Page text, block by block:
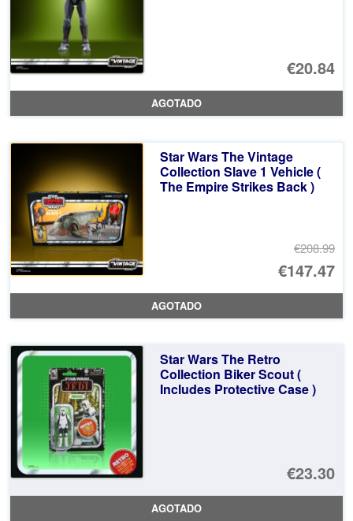
€20.84
AGOTADO
Star Wars The Vintage
Collection Slave 1 Vehicle (
The Empire Strikes Back )
€208.99
El
€147.47
El
AGOTADO
Star Wars The Retro
Collection Biker Scout (
Includes Protective Case )
€23.30
AGOTADO